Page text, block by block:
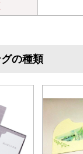
の種類